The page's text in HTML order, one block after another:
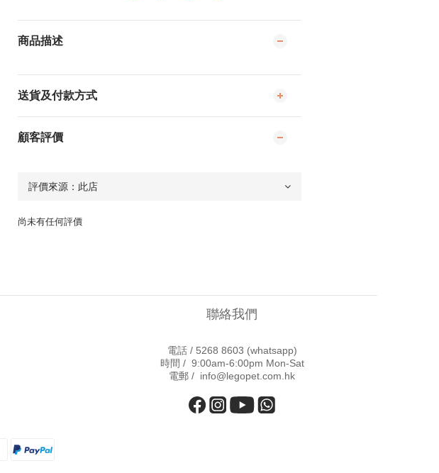
商品描述
送貨及付款方式
顧客評價
尚未有任何評價
聯絡我們
電話 / 5268 8603 (whatsapp)
時間 / 9:00am-6:00pm Mon-Sat
電郵 / info@legopet.com.hk